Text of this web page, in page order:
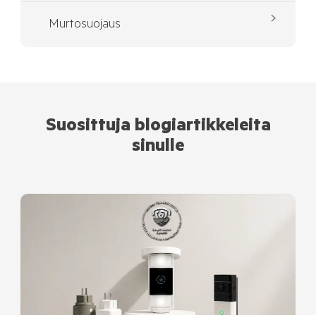
Murtosuojaus
Suosittuja blogiartikkeleita
sinulle